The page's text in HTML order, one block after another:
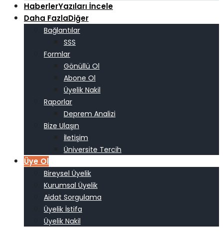
HaberlerYazıları İncele
Daha FazlaDiğer
Bağlantılar
SSS
Formlar
Gönüllü Ol
Abone Ol
Üyelik Nakil
Raporlar
Deprem Analizi
Bize Ulaşın
İletişim
Üniversite Tercih
Üye Ol
Bireysel Üyelik
Kurumsal Üyelik
Aidat Sorgulama
Üyelik İstifa
Üyelik Nakil